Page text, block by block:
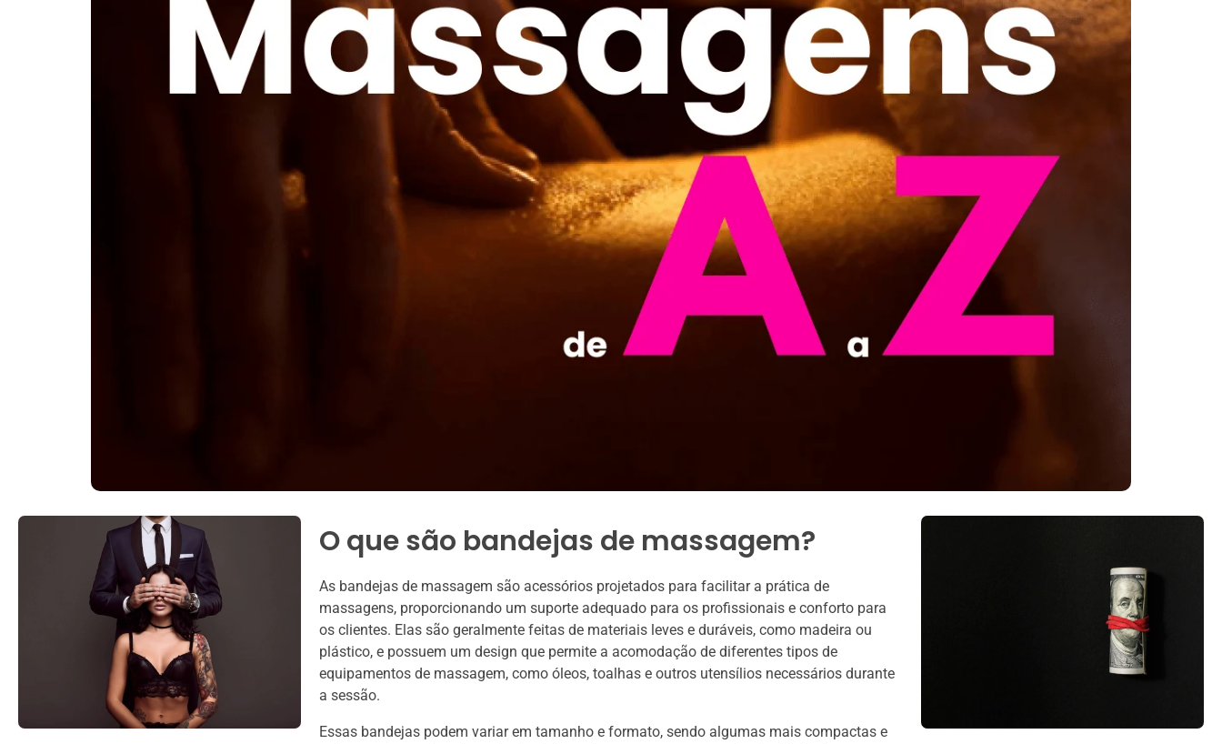
O que são bandejas de massagem?
As bandejas de massagem são acessórios projetados para facilitar a prática de
massagens, proporcionando um suporte adequado para os profissionais e conforto para
os clientes. Elas são geralmente feitas de materiais leves e duráveis, como madeira ou
plástico, e possuem um design que permite a acomodação de diferentes tipos de
equipamentos de massagem, como óleos, toalhas e outros utensílios necessários durante
a sessão.
Essas bandejas podem variar em tamanho e formato, sendo algumas mais compactas e